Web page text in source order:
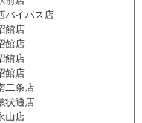
イパス店
店
店
店
店
条店
通店
店